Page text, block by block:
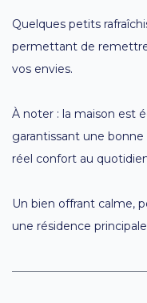
Quelques petits
permettant de
vos envies.
À noter : la maison est
garantissant une
réel confort au
Un bien offrant calme,
une résidence